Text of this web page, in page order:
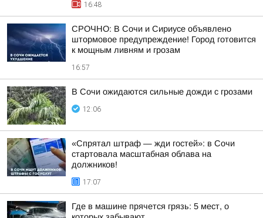
16:48
СРОЧНО: В Сочи и Сириусе объявлено
штормовое предупреждение! Город готовится
к мощным ливням и грозам
16:57
В Сочи ожидаются сильные дожди с грозами
12:06
«Спрятал штраф — жди гостей»: в Сочи
стартовала масштабная облава на
должников!
17:07
Где в машине прячется грязь: 5 мест, о